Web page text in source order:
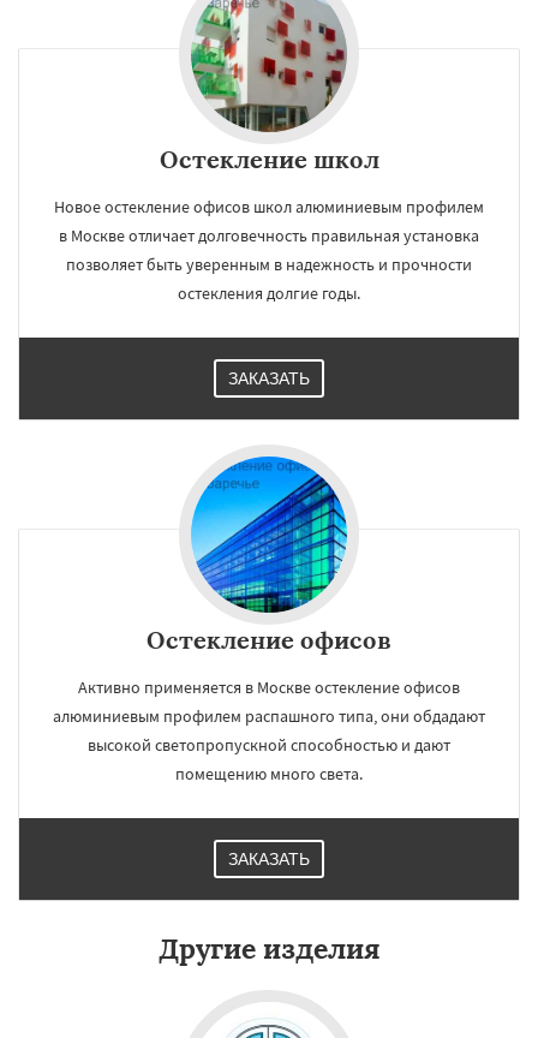
Остекление школ
Новое остекление офисов школ алюминиевым профилем
в Москве отличает долговечность правильная установка
позволяет быть уверенным в надежность и прочности
остекления долгие годы.
ЗАКАЗАТЬ
Остекление офисов
Активно применяется в Москве остекление офисов
алюминиевым профилем распашного типа, они обдадают
высокой светопропускной способностью и дают
помещению много света.
ЗАКАЗАТЬ
Другие изделия